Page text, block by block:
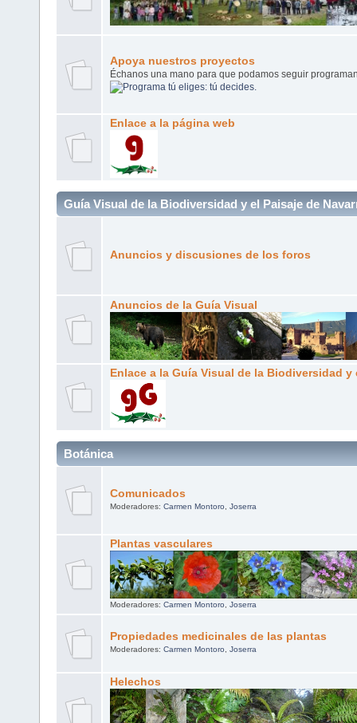
Apoya nuestros proyectos
Échanos una mano para que podamos seguir
Enlace a la página web
Guía Visual de la Biodiversidad y el Paisaje de
Anuncios y discusiones de los foros
Anuncios de la Guía Visual
Enlace a la Guía Visual de la Biodiversidad y
Botánica
Comunicados
Moderadores: Carmen Montoro Joserra
Plantas vasculares
Moderadores: Carmen Montoro Joserra
Propiedades medicinales de las plantas
Moderadores: Carmen Montoro Joserra
Helechos